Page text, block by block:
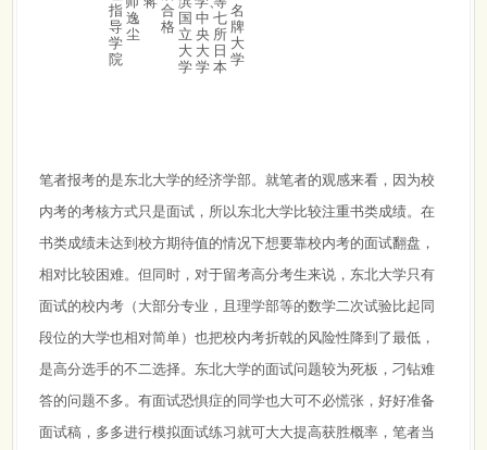
指
导
学
院
逸
尘
合
格 国
立
大
学
中
央
大
学
七
所
日
本
名
牌
大
学
笔者报考的是东北大学的经济学部。就笔者的观感来看，因为校
内考的考核方式只是面试，所以东北大学比较注重书类成绩。在
书类成绩未达到校方期待值的情况下想要靠校内考的面试翻盘，
相对比较困难。但同时，对于留考高分考生来说，东北大学只有
面试的校内考（大部分专业，且理学部等的数学二次试验比起同
段位的大学也相对简单）也把校内考折戟的风险性降到了最低，
是高分选手的不二选择。东北大学的面试问题较为死板，刁钻难
答的问题不多。有面试恐惧症的同学也大可不必慌张，好好准备
面试稿，多多进行模拟面试练习就可大大提高获胜概率，笔者当